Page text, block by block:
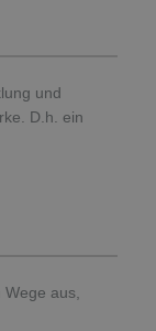
und
D.h. ein
Wege aus,